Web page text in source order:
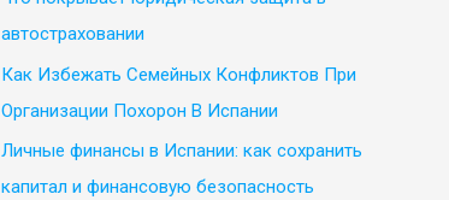
:автостраховании
Как Избежать Семейных Конфликтов При
Организации Похорон В Испании
Личные финансы в Испании: как сохранить
капитал и финансовую безопасность